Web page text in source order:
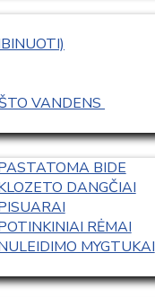
VANDENS
BIDE
DANGČIAI
RĖMAI
MYGTUKAI